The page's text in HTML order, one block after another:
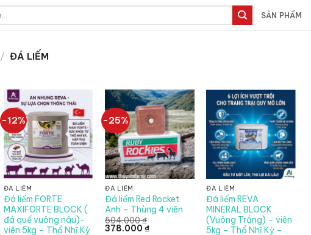
SẢN PHẨM
/ ĐÁ LIẾM
-12%
ĐÁ LIẾM
Đá liếm FORTE
MAXIFORTE BLOCK (
đá quế vuông nâu)-
viên 5kg – Thổ Nhĩ Kỳ
-25%
ĐÁ LIẾM
Đá liếm Red Rocket
Anh – Thùng 4 viên
504.000₫
Giá
378.000₫Giá
ĐÁ LIẾM
Đá liếm REVA
MINERAL BLOCK
(Vuông Trắng) – viên
5kg – Thổ Nhĩ Kỳ –